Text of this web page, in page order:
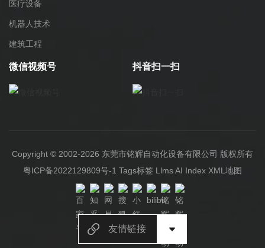
医疗设备
机器人技术
建筑工程
微信视频号 抖音扫一扫
Copyright © 2002-2026 东莞市铭辉自动化设备有限公司 版权所有
粤ICP备2022129809号-1 Tags标签 LlmsAI Index XML地图
友情链接